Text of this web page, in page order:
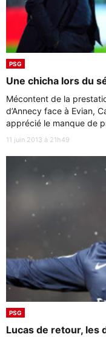
PSG
Une chicha lors du
Mécontent de la
d’Annecy face à Evian,
apprécié le manque de
11 juin 2013 à 21h49
PSG
Lucas de retour, les